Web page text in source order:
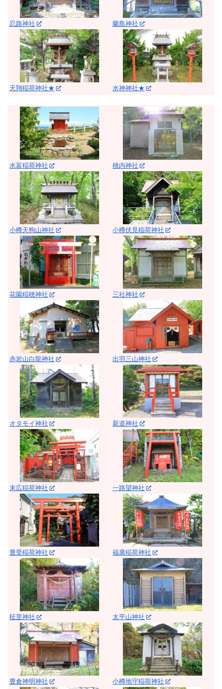
忍路神社
天翔稲荷神社★
蘭島神社
水神神社★
水富稲荷神社
小樽天狗山神社
花園稲穂神社
赤岩山白龍神社
オタモイ神社
末広稲荷神社
豊受稲荷神社
柾里神社
豊倉神明神社
桃内神社
小樽伏見稲荷神社
三社神社
出羽三山神社
新道神社
一路望神社
福廣稲荷神社
太平山神社
小樽地守稲荷神社